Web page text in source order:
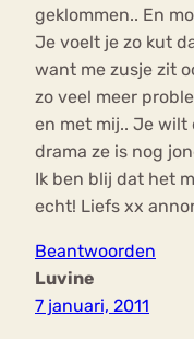
geklommen.. En
Je voelt je zo kut
want me zusje zit
zo veel meer
en met mij.. Je wilt
drama ze is nog
Ik ben blij dat het
echt! Liefs xx
Beantwoorden
Luvine
7 januari, 2011